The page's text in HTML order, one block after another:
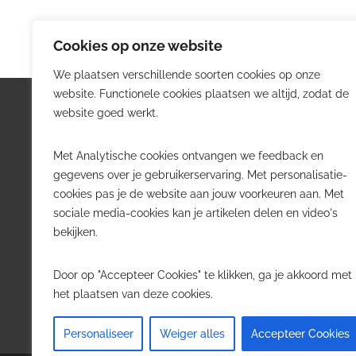
Cookies op onze website
We plaatsen verschillende soorten cookies op onze
website. Functionele cookies plaatsen we altijd, zodat de
website goed werkt.
Met Analytische cookies ontvangen we feedback en
gegevens over je gebruikerservaring. Met personalisatie-
cookies pas je de website aan jouw voorkeuren aan. Met
sociale media-cookies kan je artikelen delen en video's
bekijken.
Door op "Accepteer Cookies" te klikken, ga je akkoord met
het plaatsen van deze cookies.
Personaliseer Weiger alles Accepteer Cookies
Logistiek.be
Logistiek.be brengt dagelijks nieuws,
trends en praktijkverhalen over
transport, warehousing, supply chain
en automatisering in België.
willen volgen.
Volg
Job in